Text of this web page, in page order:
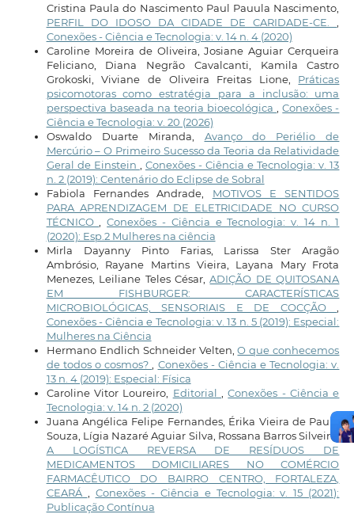
Cristina Paula do Nascimento Paul Pauula Nascimento,
PERFIL DO IDOSO DA CIDADE DE CARIDADE-CE.
Conexões - Ciência e Tecnologia: v. 14 n. 4 (2020)
Caroline Moreira de Oliveira, Josiane Aguiar Cerqueira
Feliciano, Diana Negrão Cavalcanti, Kamila Castro
Grokoski, Viviane de Oliveira Freitas Lione, Práticas
psicomotoras como estratégia para a inclusão: uma
perspectiva baseada na teoria bioecológica
,Conexões -
Ciência e Tecnologia: v. 20 (2026)
Oswaldo Duarte Miranda, Avanço do Periélio de
Mercúrio – O Primeiro Sucesso da Teoria da Relatividade
Geral de Einstein
Conexões - Ciência e Tecnologia: v. 13
n. 2 (2019): Centenário do Eclipse de Sobral
Fabiola Fernandes Andrade, MOTIVOS E SENTIDOS
PARA APRENDIZAGEM DE ELETRICIDADE NO CURSO
TÉCNICO
,Conexões - Ciência e Tecnologia: v. 14 n. 1
(2020): Esp.2 Mulheres na ciência
Mirla Dayanny Pinto Farias, Larissa Ster Aragão
Ambrósio, Rayane Martins Vieira, Layana Mary Frota
Menezes, Leiliane Teles César,ADIÇÃO DE QUITOSANA
EM FISHBURGER: CARACTERÍSTICAS
MICROBIOLÓGICAS, SENSORIAIS E DE COCÇÃO
Conexões - Ciência e Tecnologia: v. 13 n. 5 (2019): Especial:
Mulheres na Ciência
Hermano Endlich Schneider Velten,O que conhecemos
de todos o cosmos?
Conexões - Ciência e Tecnologia: v.
13 n. 4 (2019): Especial: Física
Caroline Vitor Loureiro, Editorial ,Conexões - Ciência e
Tecnologia: v. 14 n. 2 (2020)
Juana Angélica Felipe Fernandes, Érika Vieira de Paula
Souza, Lígia Nazaré Aguiar Silva, Rossana Barros Silveira,
A LOGÍSTICA REVERSA DE RESÍDUOS DE
MEDICAMENTOS DOMICILIARES NO COMÉRCIO
FARMACÊUTICO DO BAIRRO CENTRO, FORTALEZA,
CEARÁ
Conexões - Ciência e Tecnologia: v. 15 (2021):
Publicação Contínua